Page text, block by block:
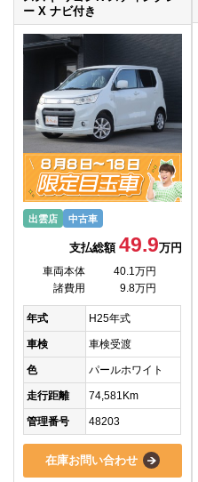
ー X ナビ付き
出雲店 中古車
支払総額 49.9万円
車両本体
40.1万円
諸費用
9.8万円
年式 H25年式
車検 車検受渡
色 パールホワイト
走行距離 74,581Km
管理番号 48203
在庫お問い合わせ